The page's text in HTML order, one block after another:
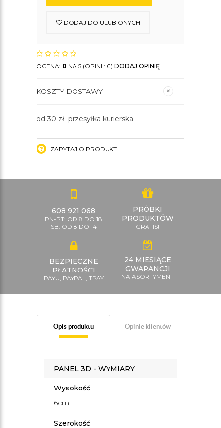
DODAJ DO ULUBIONYCH
OCENA: 0 NA 5 (OPINII: 0) DODAJ OPINIĘ
KOSZTY DOSTAWY
od 30 zł przesyłka kurierska
ZAPYTAJ O PRODUKT
608 921 068
PN-PT: OD 8 DO 18
SB: OD 8 DO 14
PRÓBKI
PRODUKTÓW
GRATIS!
BEZPIECZNE
PŁATNOŚCI
PAYU, PAYPAL, TPAY
24 MIESIĄCE
GWARANCJI
NA ASORTYMENT
Opis produktu Opinie klientów
PANEL 3D - WYMIARY
Wysokość
6cm
Szerokość